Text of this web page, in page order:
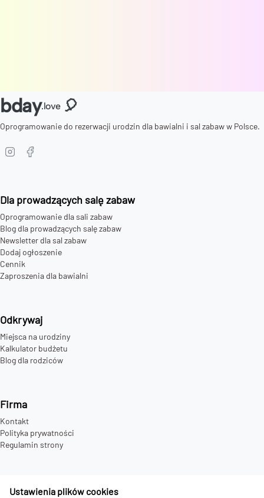
Ustawienia plików cookies
bday.love 🎈
Oprogramowanie do rezerwacji urodzin dla bawialni i sal zabaw w Polsce.
Dla prowadzących salę zabaw
Oprogramowanie dla sali zabaw
Blog dla prowadzących salę zabaw
Newsletter dla sal zabaw
Dodaj ogłoszenie
Cennik
Zaproszenia dla bawialni
Odkrywaj
Miejsca na urodziny
Kalkulator budżetu
Blog dla rodziców
Firma
Kontakt
Polityka prywatności
Regulamin strony